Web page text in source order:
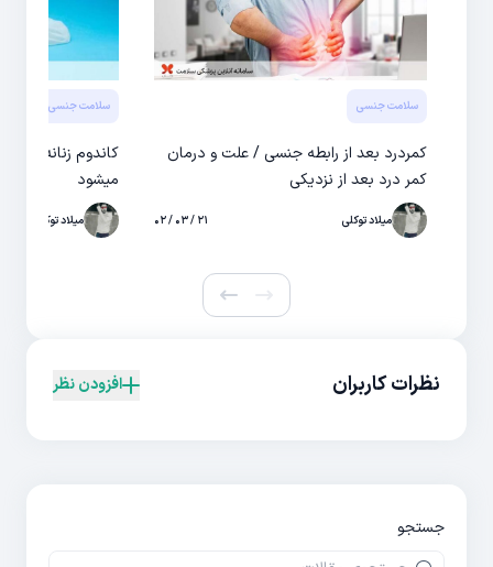
سلامت جنسی
کمردرد بعد از رابطه جنسی / علت و درمان
کمر درد بعد از نزدیکی
میلاد توکلی ۲۱ / ۰۳ / ۰۲
سلامت جنسی
کاندوم زنانه
میشود
میلاد توکلی
نظرات کاربران افزودن نظر
جستجو